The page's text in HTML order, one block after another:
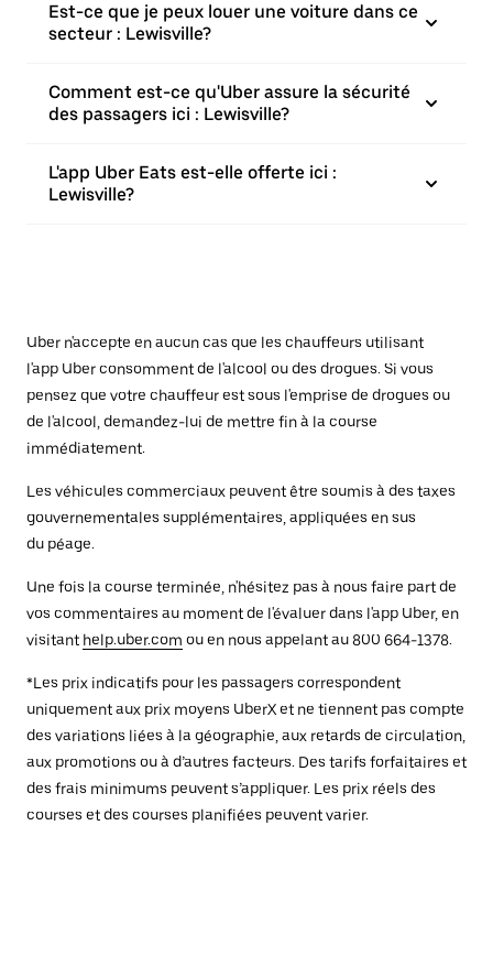
Est-ce que je peux louer une voiture dans ce
secteur : Lewisville?
Comment est-ce qu'Uber assure la sécurité
des passagers ici : Lewisville?
L'app Uber Eats est-elle offerte ici :
Lewisville?
Uber n'accepte en aucun cas que les chauffeurs utilisant
l'app Uber consomment de l'alcool ou des drogues. Si vous
pensez que votre chauffeur est sous l'emprise de drogues ou
de l'alcool, demandez-lui de mettre fin à la course
immédiatement.
Les véhicules commerciaux peuvent être soumis à des taxes
gouvernementales supplémentaires, appliquées en sus
du péage.
Une fois la course terminée, n'hésitez pas à nous faire part de
vos commentaires au moment de l'évaluer dans l'app Uber, en
visitant help.uber.com ou en nous appelant au 800 664-1378.
*Les prix indicatifs pour les passagers correspondent
uniquement aux prix moyens UberX et ne tiennent pas compte
des variations liées à la géographie, aux retards de circulation,
aux promotions ou à d’autres facteurs. Des tarifs forfaitaires et
des frais minimums peuvent s’appliquer. Les prix réels des
courses et des courses planifiées peuvent varier.